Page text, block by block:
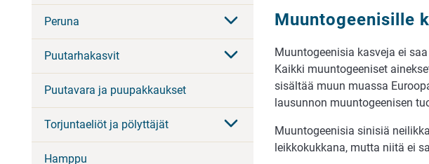
Peruna
Puutarhakasvit
Puutavara ja puupakkaukset
Torjuntaeliöt ja pölyttäjät
Hamppu
Muuntogeenisille
Muuntogeenisia kasveja ei
Kaikki muuntogeeniset
sisältää muun muassa
lausunnon muuntogeenisen
Muuntogeenisia sinisiä
leikkokukkana, mutta niitä ei